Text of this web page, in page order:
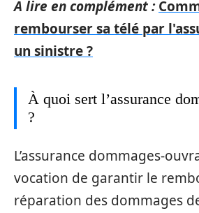
A lire en complément :
rembourser sa télé par
un sinistre ?
À quoi sert l’assurance
?
L’assurance dommages-
vocation de garantir le
réparation des dommages